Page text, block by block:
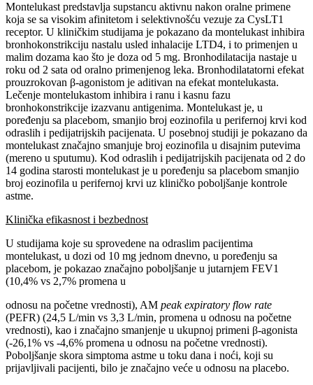
Montelukast predstavlja supstancu aktivnu nakon oralne primene
koja se sa visokim afinitetom i selektivnošću vezuje za CysLT1
receptor. U kliničkim studijama je pokazano da montelukast inhibira
bronhokonstrikciju nastalu usled inhalacije LTD4, i to primenjen u
malim dozama kao što je doza od 5 mg. Bronhodilatacija nastaje u
roku od 2 sata od oralno primenjenog leka. Bronhodilatatorni efekat
prouzrokovan β-agonistom je aditivan na efekat montelukasta.
Lečenje montelukastom inhibira i ranu i kasnu fazu
bronhokonstrikcije izazvanu antigenima. Montelukast je, u
poređenju sa placebom, smanjio broj eozinofila u perifernoj krvi kod
odraslih i pedijatrijskih pacijenata. U posebnoj studiji je pokazano da
montelukast značajno smanjuje broj eozinofila u disajnim putevima
(mereno u sputumu). Kod odraslih i pedijatrijskih pacijenata od 2 do
14 godina starosti montelukast je u poređenju sa placebom smanjio
broj eozinofila u perifernoj krvi uz kliničko poboljšanje kontrole
astme.
Klinička efikasnost i bezbednost
U studijama koje su sprovedene na odraslim pacijentima
montelukast, u dozi od 10 mg jednom dnevno, u poređenju sa
placebom, je pokazao značajno poboljšanje u jutarnjem FEV1
(10,4% vs 2,7% promena u
odnosu na početne vrednosti), AM peak expiratory flow rate
(PEFR) (24,5 L/min vs 3,3 L/min, promena u odnosu na početne
vrednosti), kao i značajno smanjenje u ukupnoj primeni β-agonista
(-26,1% vs -4,6% promena u odnosu na početne vrednosti).
Poboljšanje skora simptoma astme u toku dana i noći, koji su
prijavljivali pacijenti, bilo je značajno veće u odnosu na placebo.